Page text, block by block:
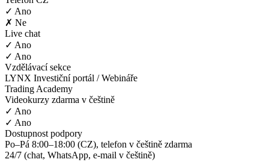
✓ Ano
✗ Ne
Live chat
✓ Ano
✓ Ano
Vzdělávací sekce
LYNX Investiční portál / Webináře
Trading Academy
Videokurzy zdarma v češtině
✓ Ano
✓ Ano
Dostupnost podpory
Po–Pá 8:00–18:00 (CZ), telefon v češtině zdarma
24/7 (chat, WhatsApp, e-mail v češtině)